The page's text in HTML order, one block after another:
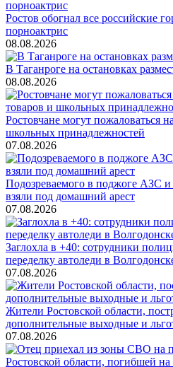
Ростов обогнал все российские
порноактрис
08.08.2026
В Таганроге на остановках
08.08.2026
Ростовчане могут пожаловаться
школьных принадлежностей
07.08.2026
Подозреваемого в поджоге АЗС и
взяли под домашний арест
07.08.2026
Заглохла в +40: сотрудники
переделку автоледи в
07.08.2026
Жители Ростовской области,
дополнительные выходные и
07.08.2026